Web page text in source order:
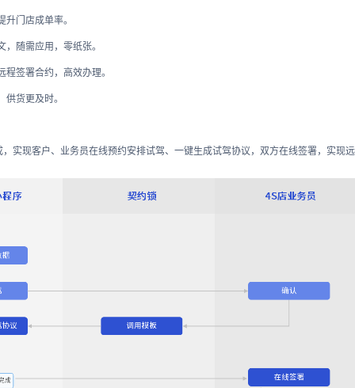
门店成单率。
随需应用，零纸张。
签署合约，高效办理。
货更及时。
实现客户、业务员在线预约安排试驾、一键生成试驾协议，双方在线签署，实现远